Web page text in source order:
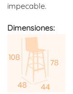
impecable.
Dimensiones: